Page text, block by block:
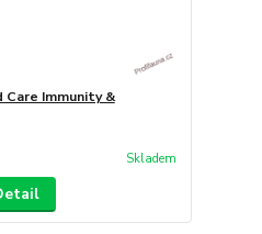
Care Immunity &
Skladem